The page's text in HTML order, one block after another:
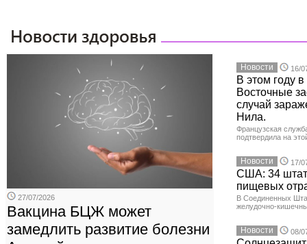
27/07/2026
Вакцина БЦЖ может
замедлить развитие болезни
Новости 16/
В этом году
Восточные
случай
Нила.
Французская
подтвердила на
Новости 17/
США: 34
пищевых
В Соединенных
желудочно-
Новости 08/